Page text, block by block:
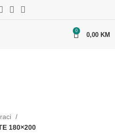
0
0,00 KM
180×200